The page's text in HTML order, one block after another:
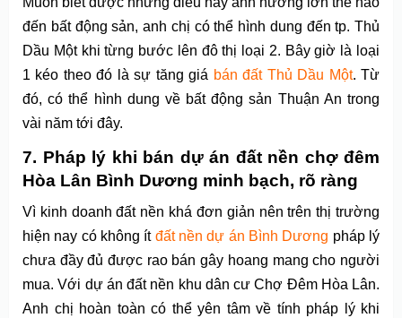
đến bất động sản, anh chị có thể hình dung đến tp. Thủ
Dầu Một khi từng bước lên đô thị loại 2. Bây giờ là loại
1 kéo theo đó là sự tăng giá bán đất Thủ Dầu Một. Từ
đó, có thể hình dung về bất động sản Thuận An trong
vài năm tới đây.
7. Pháp lý khi bán dự án đất nền chợ đêm
Hòa Lân Bình Dương minh bạch, rõ ràng
Vì kinh doanh đất nền khá đơn giản nên trên thị trường
hiện nay có không ít đất nền dự án Bình Dương pháp lý
chưa đầy đủ được rao bán gây hoang mang cho người
mua. Với dự án đất nền khu dân cư Chợ Đêm Hòa Lân.
Anh chị hoàn toàn có thể yên tâm về tính pháp lý khi